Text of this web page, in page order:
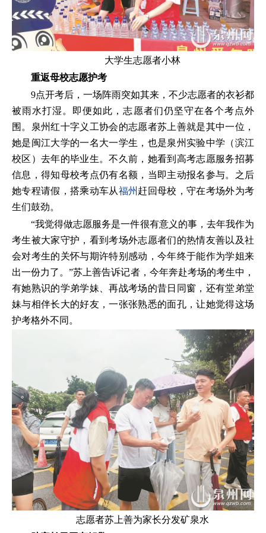
大学生志愿者小林
重返母校志愿护考
9点开考后，一场阵雨突如其来，不少志愿者的衣衫都
被雨水打湿。即便如此，志愿者们仍坚守在各个考点外
围。泉州红十字义工协会的志愿者苏上善就是其中一位，
她是闽江大学的一名大一学生，也是泉州实验中学（滨江
校区）去年的毕业生。不久前，她看到高考志愿服务招募
信息，得知母校考点仍有名额，当即主动报名参与。之后
她专程请假，搭乘动车从福州 赶回母校，守在考场外为考
生们鼓劲。
“我觉得做志愿服务是一件很有意义的事，去年我作为
考生被大家守护，看到考场外志愿者们的热情友善以及社
会对考生的关怀与期许特别感动，今年终于能作为学姐来
出一份力了。”苏上善告诉记者，今年奔赴考场的考生中，
有她熟识的学弟学妹、再战考场的昔日同窗，还有堂弟堂
妹与相伴长大的好友，一张张熟悉的面孔，让她觉得这场
护考格外不同。
志愿者苏上善为家长分发矿泉水